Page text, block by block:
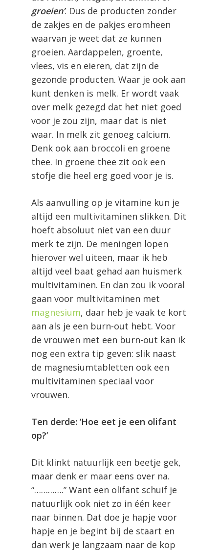
groeien’. Dus de producten zonder
de zakjes en de pakjes eromheen
waarvan je weet dat ze kunnen
groeien. Aardappelen, groente,
vlees, vis en eieren, dat zijn de
gezonde producten. Waar je ook aan
kunt denken is melk. Er wordt vaak
over melk gezegd dat het niet goed
voor je zou zijn, maar dat is niet
waar. In melk zit genoeg calcium.
Denk ook aan broccoli en groene
thee. In groene thee zit ook een
stofje die heel erg goed voor je is.
Als aanvulling op je vitamine kun je
altijd een multivitaminen slikken. Dit
hoeft absoluut niet van een duur
merk te zijn. De meningen lopen
hierover wel uiteen, maar ik heb
altijd veel baat gehad aan huismerk
multivitaminen. En dan zou ik vooral
gaan voor multivitaminen met
magnesium, daar heb je vaak te kort
aan als je een burn-out hebt. Voor
de vrouwen met een burn-out kan ik
nog een extra tip geven: slik naast
de magnesiumtabletten ook een
multivitaminen speciaal voor
vrouwen.
Ten derde: ‘Hoe eet je een olifant
op?’
Dit klinkt natuurlijk een beetje gek,
maar denk er maar eens over na.
“………….” Want een olifant schuif je
natuurlijk ook niet zo in één keer
naar binnen. Dat doe je hapje voor
hapje en je begint bij de staart en
dan werk je langzaam naar de kop